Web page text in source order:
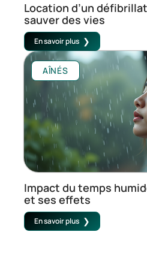
Location d’un
sauver des vies
En savoir plus
AÎNÉS
Impact du temps
et ses effets
En savoir plus